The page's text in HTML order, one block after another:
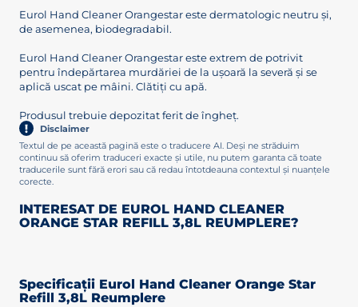
Eurol Hand Cleaner Orangestar este dermatologic neutru și,
de asemenea, biodegradabil.
Eurol Hand Cleaner Orangestar este extrem de potrivit
pentru îndepărtarea murdăriei de la ușoară la severă și se
aplică uscat pe mâini. Clătiți cu apă.
Produsul trebuie depozitat ferit de îngheț.
Disclaimer
Textul de pe această pagină este o traducere AI. Deși ne străduim
continuu să oferim traduceri exacte și utile, nu putem garanta că toate
traducerile sunt fără erori sau că redau întotdeauna contextul și nuanțele
corecte.
INTERESAT DE EUROL HAND CLEANER
ORANGE STAR REFILL 3,8L REUMPLERE?
Specificații Eurol Hand Cleaner Orange Star
Refill 3,8L Reumplere